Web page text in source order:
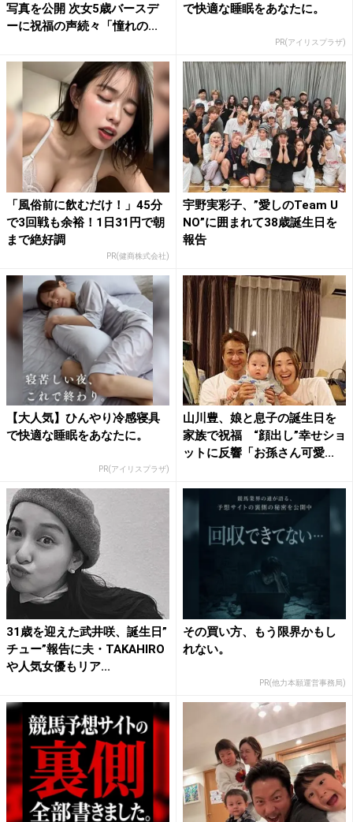
写真を公開 次女5歳バースデ
ーに祝福の声続々「憧れの...
で快適な睡眠をあなたに。
PR(アイリスプラザ)
「風俗前に飲むだけ！」45分
で3回戦も余裕！1日31円で朝
まで絶好調
PR(健商株式会社)
宇野実彩子、”愛しのTeam U
NO”に囲まれて38歳誕生日を
報告
【大人気】ひんやり冷感寝具
で快適な睡眠をあなたに。
PR(アイリスプラザ)
山川豊、娘と息子の誕生日を
家族で祝福 “顔出し”幸せショ
ットに反響「お孫さん可愛...
31歳を迎えた武井咲、誕生日”
チュー”報告に夫・TAKAHIRO
や人気女優もリア...
その買い方、もう限界かもし
れない。
PR(他力本願運営事務局)